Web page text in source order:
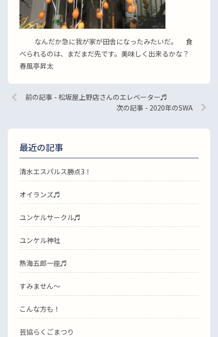
なんだか急に我が家が田舎になったみたいだ。 食
べられるのは、まだまだ先です。美味しく出来るかな？
春風亭昇太
前の記事 - 松坂屋上野店さんのエレベーター♬
次の記事 - 2020年のSWA
最近の記事
清水エスパルス勝点3！
オイランズ♬
ユンケルサークル♬
ユンケル神社
熱海五郎一座♬
すみません〜
こんな方も！
芸協らくごまつり